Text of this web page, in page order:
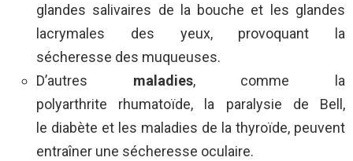
glandes salivaires de la bouche et les glandes
lacrymales des yeux, provoquant la
sécheresse des muqueuses.
D’autres maladies, comme la
polyarthrite rhumatoïde, la paralysie de Bell,
le diabète et les maladies de la thyroïde, peuvent
entraîner une sécheresse oculaire.